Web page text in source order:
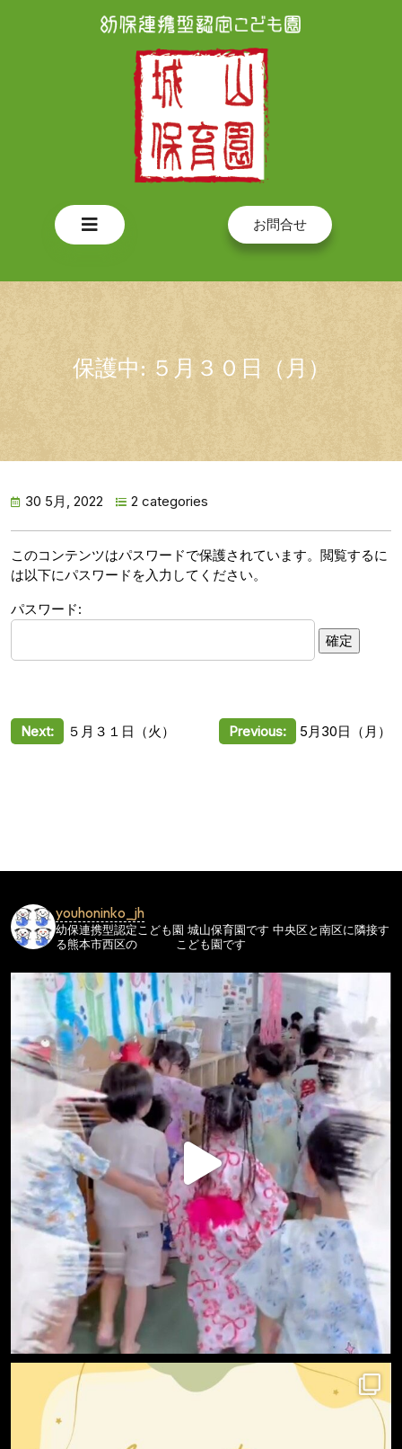
Open
お問合せ
保護中: ５月３０日（月）
30 5月, 2022 2 categories
このコンテンツはパスワードで保護されています。閲覧するに
は以下にパスワードを入力してください。
パスワード:
投
ー
ョ
ン
Previous: 5月30日（月）
Next: ５月３１日（火）
youhoninko_jh
幼保連携型認定こども園 城山保育園です 中央区と南区に隣接す
る熊本市西区の
こども園です